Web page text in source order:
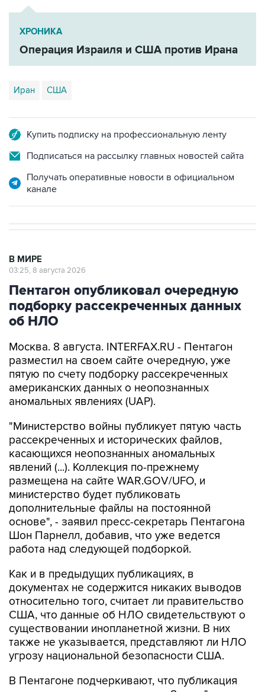
ХРОНИКА
Операция Израиля и США против Ирана
Иран США
Купить подписку на профессиональную ленту
Подписаться на рассылку главных новостей сайта
Получать оперативные новости в официальном
канале
В МИРЕ
03:25, 8 августа 2026
Пентагон опубликовал очередную
подборку рассекреченных данных
об НЛО
Москва. 8 августа. INTERFAX.RU - Пентагон
разместил на своем сайте очередную, уже
пятую по счету подборку рассекреченных
американских данных о неопознанных
аномальных явлениях (UAP).
"Министерство войны публикует пятую часть
рассекреченных и исторических файлов,
касающихся неопознанных аномальных
явлений (...). Коллекция по-прежнему
размещена на сайте WAR.GOV/UFO, и
министерство будет публиковать
дополнительные файлы на постоянной
основе", - заявил пресс-секретарь Пентагона
Шон Парнелл, добавив, что уже ведется
работа над следующей подборкой.
Как и в предыдущих публикациях, в
документах не содержится никаких выводов
относительно того, считает ли правительство
США, что данные об НЛО свидетельствуют о
существовании инопланетной жизни. В них
также не указывается, представляют ли НЛО
угрозу национальной безопасности США.
В Пентагоне подчеркивают, что публикация